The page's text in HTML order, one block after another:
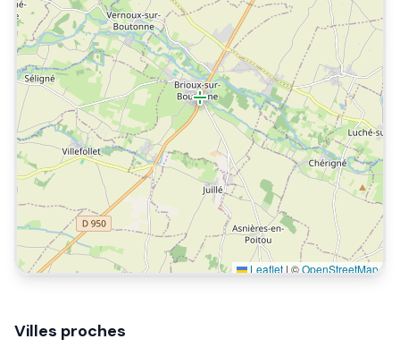
Leaflet | ©OpenStreetMap
Villes proches